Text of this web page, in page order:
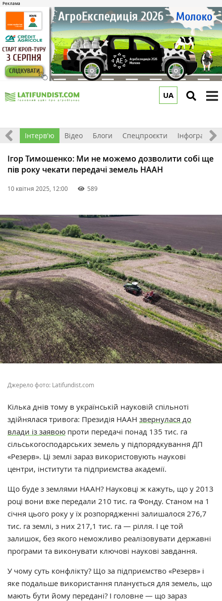
UA
Інтерв'ю Відео Блоги Спецпроєкти Інфографіка
Ігор Тимошенко: Ми не можемо дозволити собі ще
пів року чекати передачі земель НААН
10 квітня 2025, 12:00 589
Джерело фото: Latifundist.com
Кілька днів тому в українській науковій спільноті
здійнялася тривога: Президія НААН звернулася до
влади із заявою проти передачі понад 135 тис. га
сільськогосподарських земель у підпорядкування ДП
«Резерв». Ці землі зараз використовують наукові
центри, інститути та підприємства академії.
Що буде з землями НААН? Науковці ж кажуть, що у 2013
році вони вже передали 210 тис. га Фонду. Станом на 1
січня цього року у їх розпорядженні залишалося 276,7
тис. га землі, з них 217,1 тис. га — рілля. І це той
залишок, без якого неможливо реалізовувати державні
програми та виконувати ключові наукові завдання.
У чому суть конфлікту? Що за підприємство «Резерв» і
яке подальше використання планується для земель, що
мають бути йому передані? І головне — що зараз